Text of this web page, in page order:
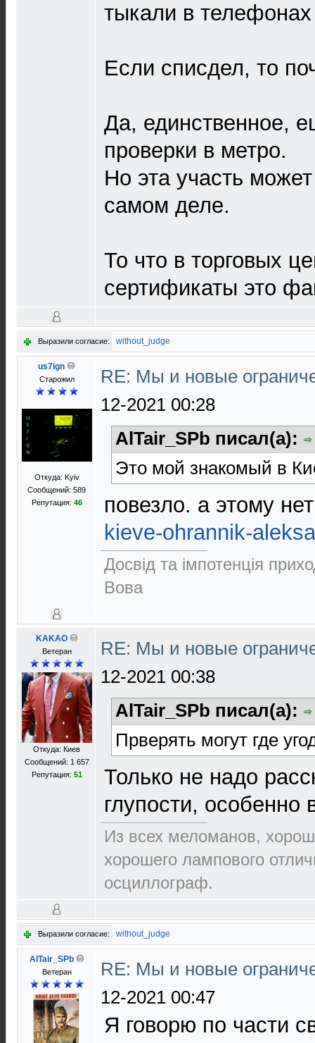
тыкали в
Если списдел, то
Да, единственное,
проверки в метро.
Но эта участь
самом деле.
То что в торговых
сертификаты это
Выразили согласие: without_judge
us7ign
Старожил
Откуда: Kyiv
Сообщений: 589
Репутация: 46
RE: Мы и новые
12-2021 00:28
AlTair_SPb писал(а):
Это мой знакомый в
повезло. а этому
kieve-ohrannik-
Досвід та імпотенція
Вова
KAKAO
Ветеран
Откуда: Киев
Сообщений: 1 657
Репутация: 51
RE: Мы и новые
12-2021 00:38
AlTair_SPb писал(а):
Прверять могут где
Только не надо
глупости, особенно
Из всех меломанов,
хорошего лампового
осциллограф.
Выразили согласие: without_judge
AlTair_SPb
Ветеран
RE: Мы и новые
12-2021 00:47
Я говорю по части